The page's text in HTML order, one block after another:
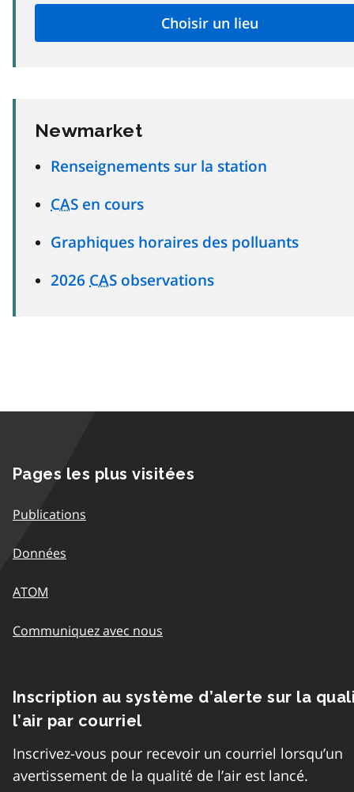
Newmarket
Renseignements sur la station
CAS en cours
Graphiques horaires des polluants
2026 CAS observations
Pages les plus visitées
Publications
Données
ATOM
Communiquez avec nous
Inscription au système d’alerte sur la
l’air par courriel
Inscrivez-vous pour recevoir un courriel lorsqu’un
avertissement de la qualité de l’air est lancé.